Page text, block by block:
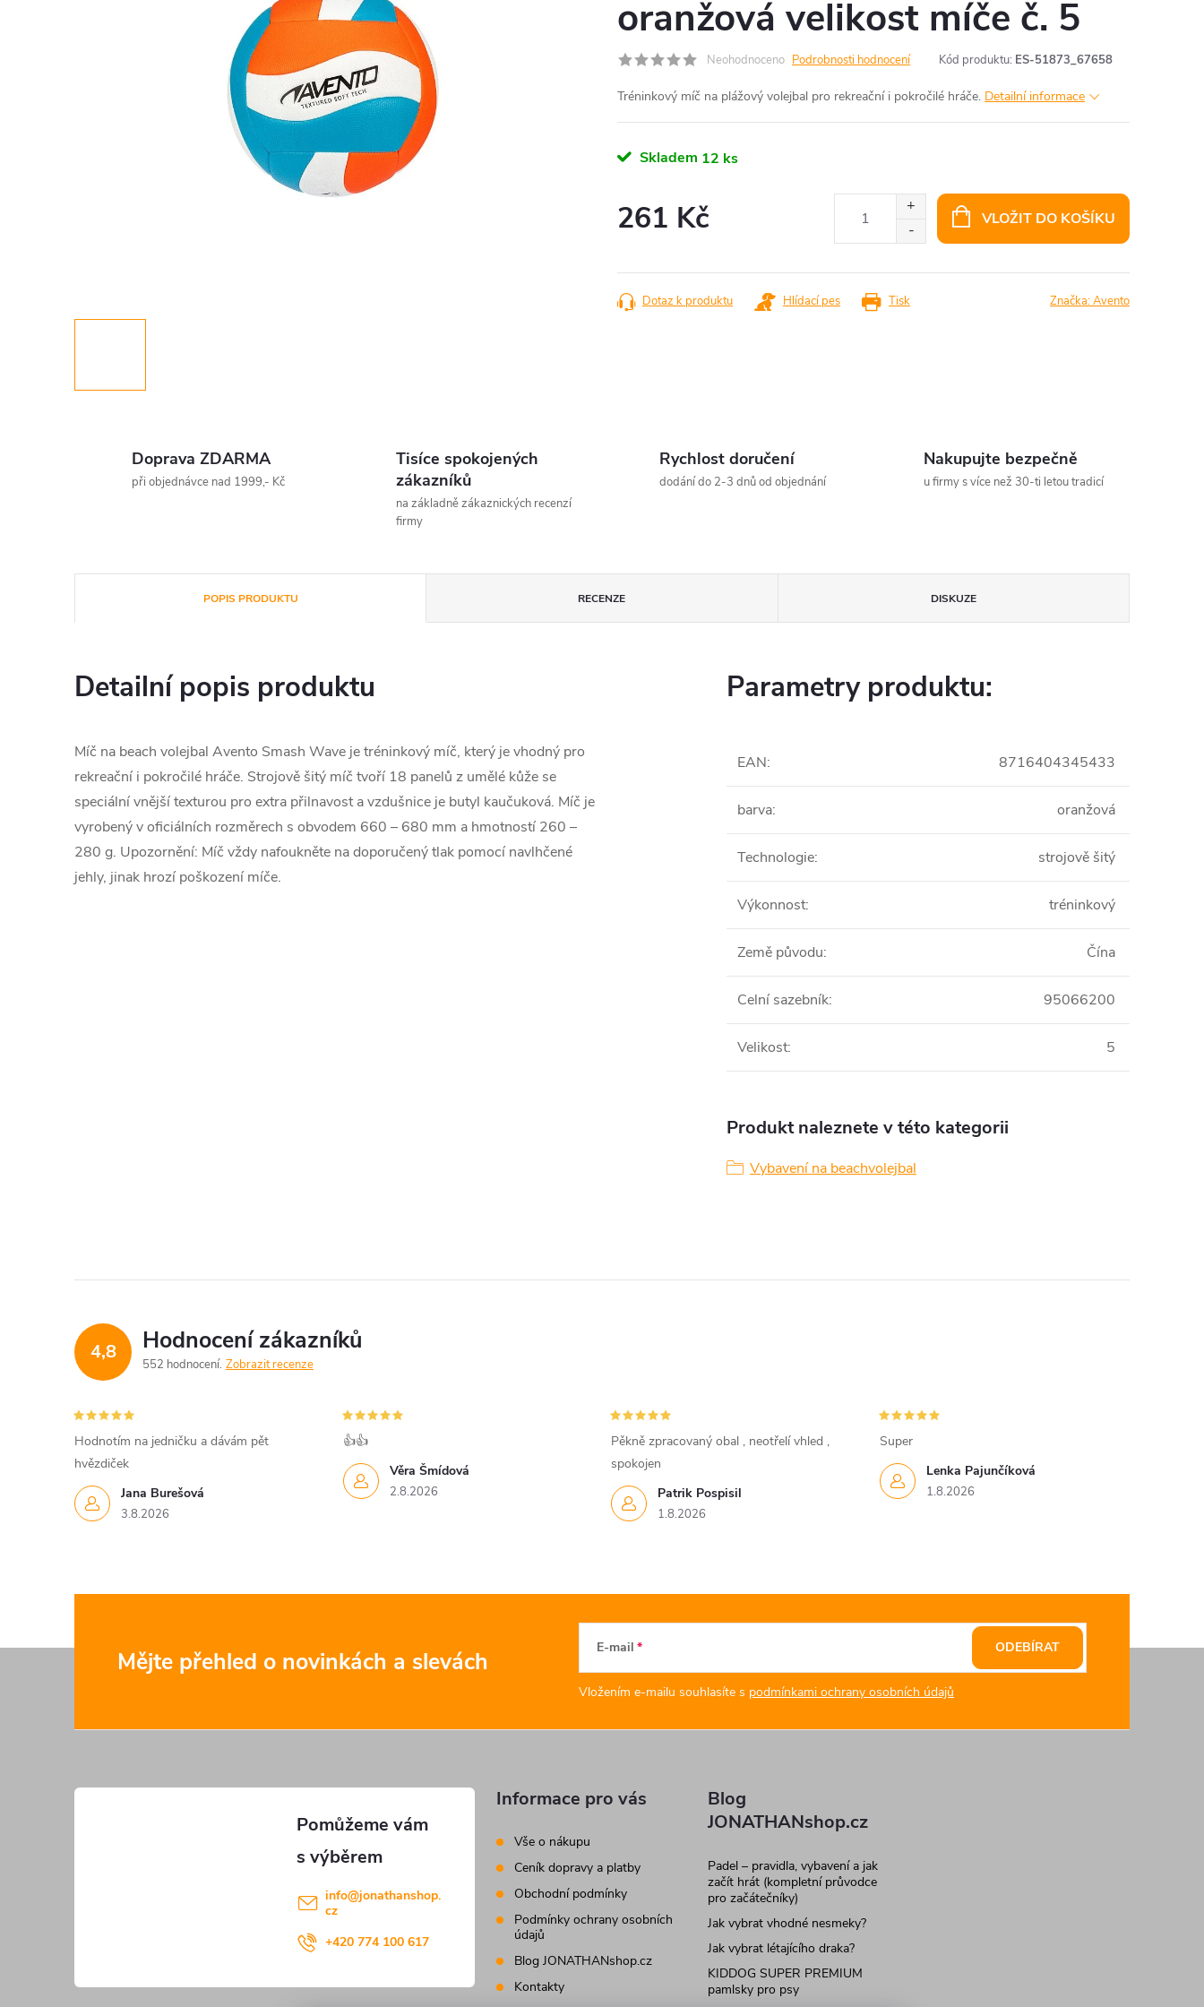
oranžová velikost míče č. 5
Neohodnoceno Podrobnosti hodnocení Kód produktu: ES-51873_67658
Tréninkový míč na plážový volejbal pro rekreační i pokročilé hráče. Detailní informace
Skladem 12 ks
261 Kč VLOŽIT DO KOŠÍKU
Tisk
Dotaz k produktu Hlídací pes Značka:Avento
Doprava ZDARMA
při objednávce nad 1999,- Kč
Tisíce spokojených
zákazníků
na základně zákaznických recenzí
firmy
Rychlost doručení
dodání do 2-3 dnů od objednání
Nakupujte bezpečně
u firmy s více než 30-ti letou tradicí
POPIS PRODUKTU RECENZE DISKUZE
Detailní popis produktu
Míč na beach volejbal Avento Smash Wave je tréninkový míč, který je vhodný pro
rekreační i pokročilé hráče. Strojově šitý míč tvoří 18 panelů z umělé kůže se
speciální vnější texturou pro extra přilnavost a vzdušnice je butyl kaučuková. Míč je
vyrobený v oficiálních rozměrech s obvodem 660 – 680 mm a hmotností 260 –
280 g. Upozornění: Míč vždy nafoukněte na doporučený tlak pomocí navlhčené
jehly, jinak hrozí poškození míče.
Parametry produktu:
EAN: 8716404345433
barva: oranžová
Technologie: strojově šitý
Výkonnost: tréninkový
Země původu: Čína
Celní sazebník: 95066200
Velikost: 5
Produkt naleznete v této kategorii
Vybavení na beachvolejbal
4,8 Hodnocení zákazníků
552 hodnocení Zobrazit recenze
Jana Burešová
3.8.2026
Hodnotím na jedničku a dávám pět
hvězdiček
Věra Šmídová
2.8.2026
👍👍
Patrik Pospisil
1.8.2026
Pěkně zpracovaný obal , neotřelí vhled ,
spokojen
Lenka Pajunčíková
1.8.2026
Super
Mějte přehled o novinkách a slevách E-mail
Vložením e-mailu souhlasíte s podmínkami ochrany osobních údajů
ODEBÍRAT
info@jonathanshop.
cz
+420 774 100 617
Informace pro vás
Vše o nákupu
Ceník dopravy a platby
Obchodní podmínky
Podmínky ochrany osobních
údajů
Blog JONATHANshop.cz
Kontakty
Blog
JONATHANshop.cz
Padel – pravidla, vybavení a jak
začít hrát (kompletní průvodce
pro začátečníky)
Jak vybrat vhodné nesmeky?
Jak vybrat létajícího draka?
KIDDOG SUPER PREMIUM
pamlsky pro psy